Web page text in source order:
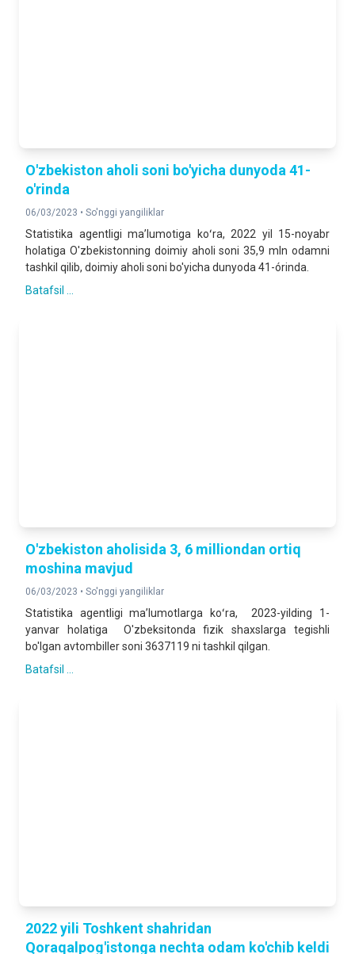
O'zbekiston aholi soni bo'yicha dunyoda 41-
o'rinda
06/03/2023 • So'nggi yangiliklar
Statistika agentligi maʼlumotiga koʻra, 2022 yil 15-noyabr
holatiga O'zbekistonning doimiy aholi soni 35,9 mln odamni
tashkil qilib, doimiy aholi soni bo'yicha dunyoda 41-órinda.
Batafsil ...
O'zbekiston aholisida 3, 6 milliondan ortiq
moshina mavjud
06/03/2023 • So'nggi yangiliklar
Statistika agentligi maʼlumotlarga koʻra, 2023-yilding 1-
yanvar holatiga O'zbeksitonda fizik shaxslarga tegishli
bo'lgan avtombiller soni 3637119 ni tashkil qilgan.
Batafsil ...
2022 yili Toshkent shahridan
Qoraqalpog'istonga nechta odam ko'chib keldi